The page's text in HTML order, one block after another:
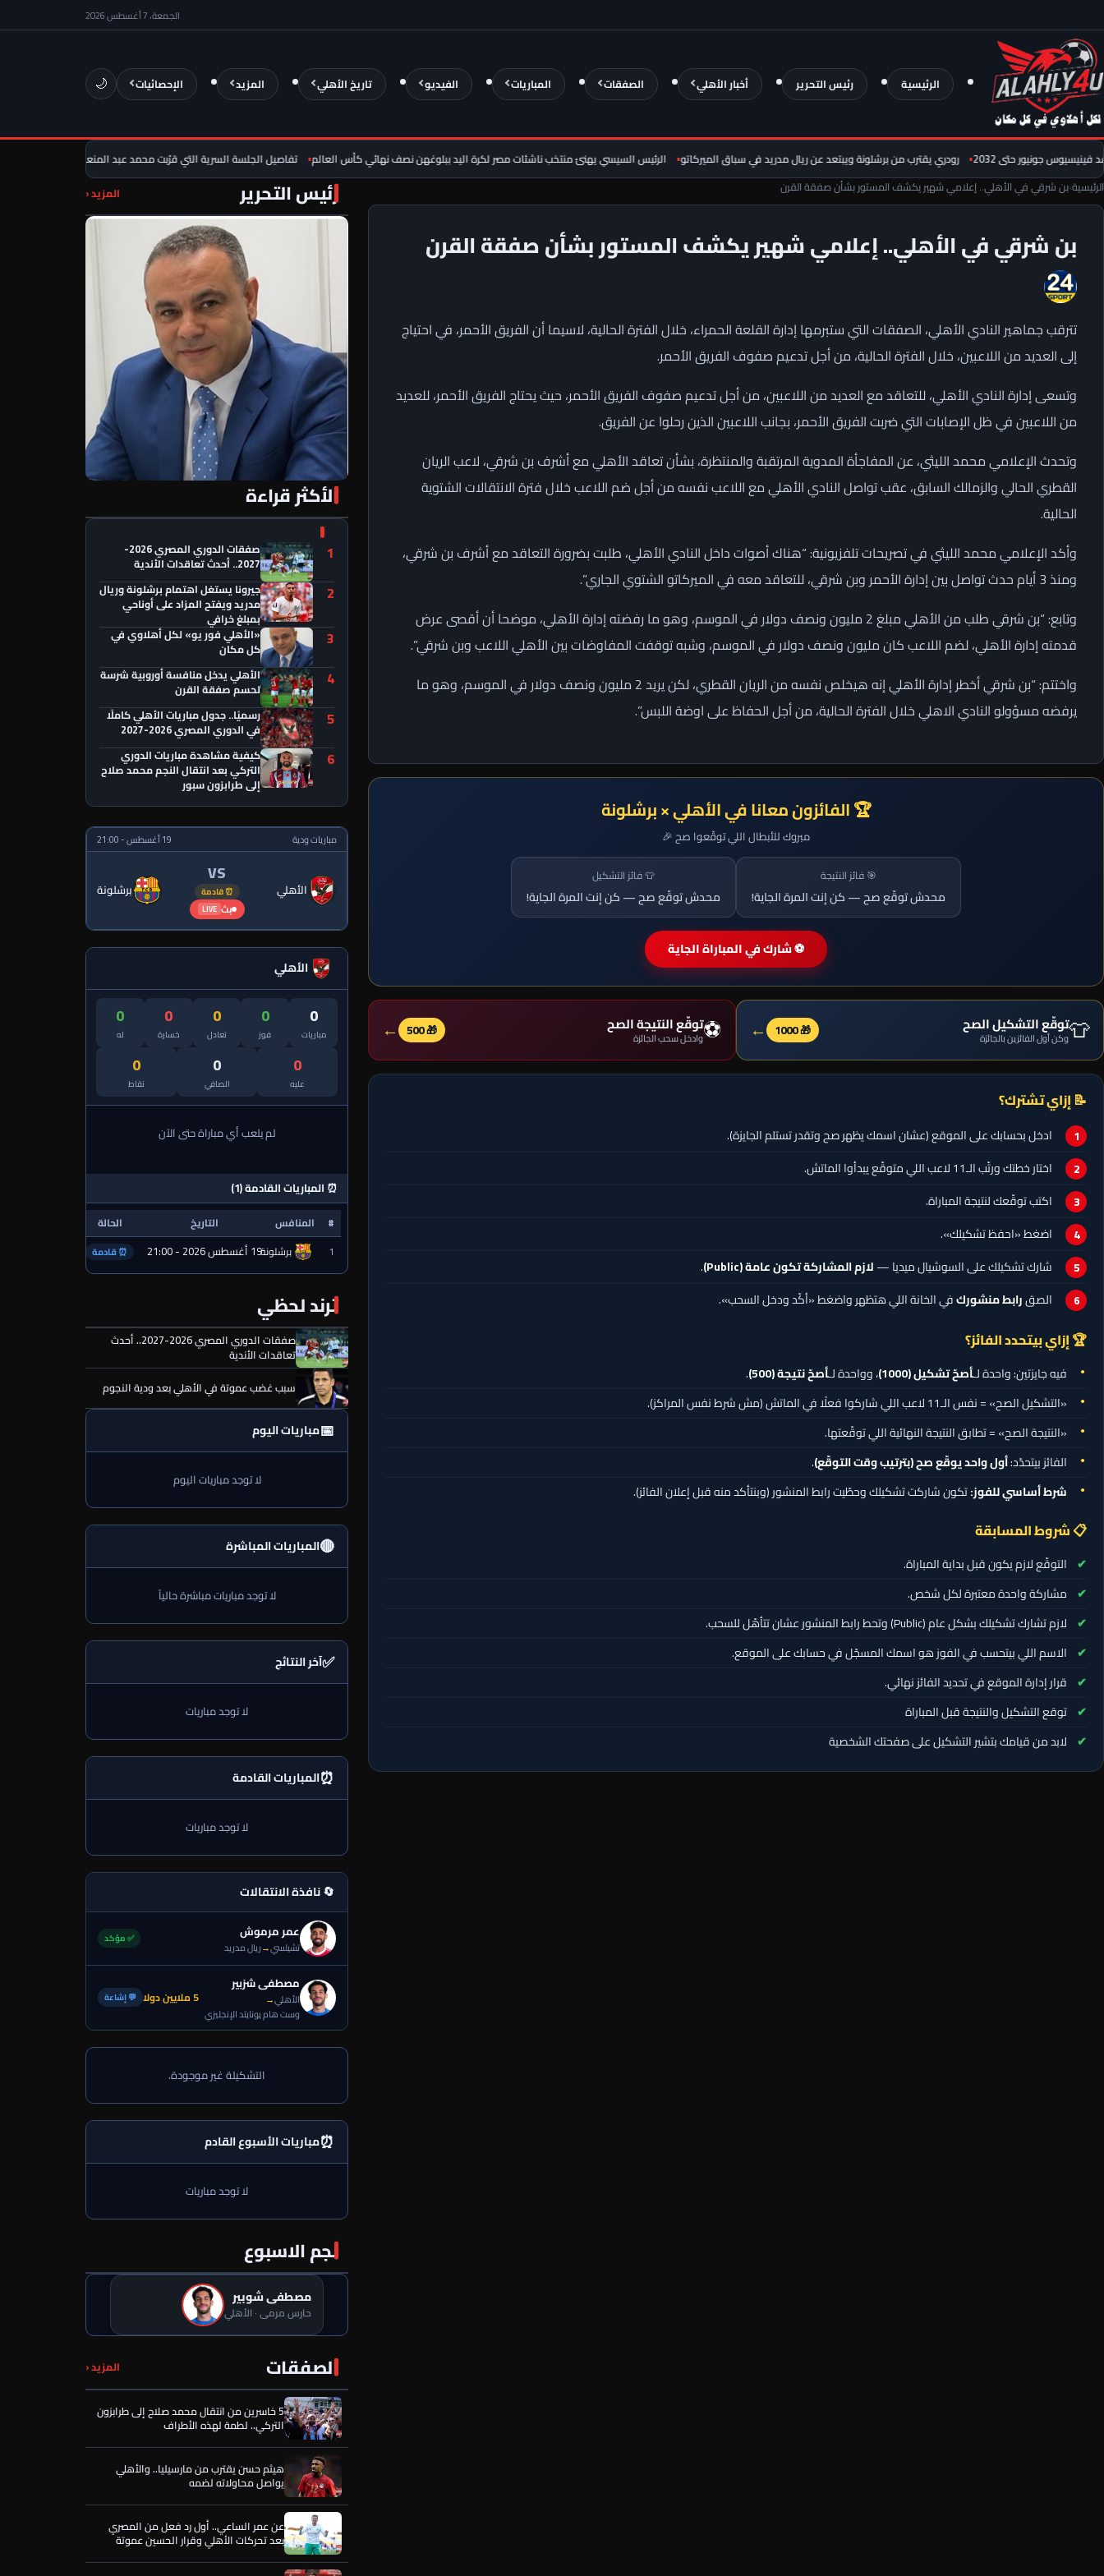
الجمعة، 7 أغسطس 2026
الرئيسية رئيس التحرير أخبار الأهلي الصفقات المباريات الفيديو تاريخ الأهلي المزيد الإحصائيات 🌙
جونيور حتى 2032 رودري يقترب من برشلونة ويبتعد عن ريال مدريد في سباق الميركاتو الرئيس السيسي يهنئ منتخب ناشئات مصر لكرة اليد ببلوغهن نصف نهائي كأس العالم تفاصيل الجلسة السرية التي قرّبت محمد عبد المنعم من العودة للأهلي
الرئيسية›بن شرقي في الأهلي.. إعلامي شهير يكشف المستور بشأن صفقة القرن
بن شرقي في الأهلي.. إعلامي شهير يكشف المستور بشأن صفقة القرن
تترقب جماهير النادي الأهلي، الصفقات التي ستبرمها إدارة القلعة الحمراء، خلال الفترة الحالية، لاسيما أن الفريق الأحمر، في احتياج
إلى العديد من اللاعبين، خلال الفترة الحالية، من أجل تدعيم صفوف الفريق الأحمر.
وتسعى إدارة النادي الأهلي، للتعاقد مع العديد من اللاعبين، من أجل تدعيم صفوف الفريق الأحمر، حيث يحتاج الفريق الأحمر، للعديد
من اللاعبين في ظل الإصابات التي ضربت الفريق الأحمر، بجانب اللاعبين الذين رحلوا عن الفريق.
وتحدث الإعلامي محمد الليثي، عن المفاجأة المدوية المرتقبة والمنتظرة، بشأن تعاقد الأهلي مع أشرف بن شرقي، لاعب الريان
القطري الحالي والزمالك السابق، عقب تواصل النادي الأهلي مع اللاعب نفسه من أجل ضم اللاعب خلال فترة الانتقالات الشتوية
الحالية.
وأكد الإعلامي محمد الليثي في تصريحات تلفزيونية: “هناك أصوات داخل النادي الأهلي، طلبت بضرورة التعاقد مع أشرف بن شرقي،
ومنذ 3 أيام حدث تواصل بين إدارة الأحمر وبن شرقي، للتعاقد معه في الميركاتو الشتوي الجاري”.
وتابع: “بن شرقي طلب من الأهلي مبلغ 2 مليون ونصف دولار في الموسم، وهو ما رفضته إدارة الأهلي، موضحا أن أقصى عرض
قدمته إدارة الأهلي، لضم اللاعب كان مليون ونصف دولار في الموسم، وشبه توقفت المفاوضات بين الأهلي اللاعب وبن شرقي”.
واختتم: “بن شرقي أخطر إدارة الأهلي إنه هيخلص نفسه من الريان القطري، لكن يريد 2 مليون ونصف دولار في الموسم، وهو ما
يرفضه مسؤولو النادي الاهلي خلال الفترة الحالية، من أجل الحفاظ على اوضة اللبس”.
🏆 الفائزون معانا في الأهلي × برشلونة
مبروك للأبطال اللي توقّعوا صح 🎉
🎯 فائز النتيجة
محدش توقّع صح — كن إنت المرة الجاية!
👕 فائز التشكيل
محدش توقّع صح — كن إنت المرة الجاية!
⚽ شارك في المباراة الجاية
👕توقّع التشكيل الصح
وكن أول الفائزين بالجائزة 🎁 1000
←
⚽توقّع النتيجة الصح
وادخل سحب الجائزة 🎁 500
←
📝 إزاي تشترك؟
ادخل بحسابك على الموقع (عشان اسمك يظهر صح وتقدر تستلم الجايزة).
اختار خطتك ورتّب الـ11 لاعب اللي متوقّع يبدأوا الماتش.
اكتب توقّعك لنتيجة المباراة.
اضغط «احفظ تشكيلك».
شارك تشكيلك على السوشيال ميديا —لازم المشاركة تكون عامة (Public)
.
الصقرابط منشوركفي الخانة اللي هتظهر واضغط «أكّد ودخل السحب».
🏆 إزاي بيتحدد الفائز؟
فيه جايزتين: واحدة لـأصحّ تشكيل(1000) ، وواحدة لـأصحّ نتيجة(500)
.
«التشكيل الصح» = نفس الـ11 لاعب اللي شاركوا فعلًا في الماتش (مش شرط نفس المراكز).
«النتيجة الصح» = تطابق النتيجة النهائية اللي توقّعتها.
الفائز بيتحدّد:أول واحد يوقّع صح (بترتيب وقت التوقّع).
شرط أساسي للفوز:تكون شاركت تشكيلك وحطّيت رابط المنشور (وبنتأكد منه قبل إعلان الفائز).
📋 شروط المسابقة
التوقّع لازم يكون قبل بداية المباراة.
مشاركة واحدة معتبرة لكل شخص.
لازم تشارك تشكيلك بشكل عام (Public) وتحط رابط المنشور عشان تتأهّل للسحب.
الاسم اللي بيتحسب في الفوز هو اسمك المسجّل في حسابك على الموقع.
قرار إدارة الموقع في تحديد الفائز نهائي.
توقع التشكيل والنتيجة قبل المباراة
لابد من قيامك بتشير التشكيل على صفحتك الشخصية
رئيس التحرير المزيد ‹
«الأهلي فور يو» لكل أهلاوي في كل مكان
الأكثر قراءة
1 صفقات الدوري المصري 2026-
2027.. أحدث تعاقدات الأندية
2 جيرونا يستغل اهتمام برشلونة وريال
مدريد ويفتح المزاد على أوناحي
بمبلغ خرافي
3 «الأهلي فور يو» لكل أهلاوي في
كل مكان
4 الأهلي يدخل منافسة أوروبية شرسة
لحسم صفقة القرن
5 رسميًا.. جدول مباريات الأهلي كاملًا
في الدوري المصري 2026-2027
6 كيفية مشاهدة مباريات الدوري
التركي بعد انتقال النجم محمد صلاح
إلى طرابزون سبور
مباريات ودية 19 أغسطس - 21:00
الأهلي
VS
⏰ قادمة
بث LIVE
برشلونة
الأهلي
0
مباريات
0
فوز
0
تعادل
0
خسارة
0
له
0
عليه
0
الصافي
0
نقاط
لم يلعب أي مباراة حتى الآن
⏰ المباريات القادمة (1)
# المنافس التاريخ
الحالة
1
برشلونة19 أغسطس 2026 - 21:00 ⏰ قادمة
ترند لحظي
صفقات الدوري المصري 2026-2027.. أحدث
تعاقدات الأندية
سبب غضب عموتة في الأهلي بعد ودية النجوم
📅مباريات اليوم
لا توجد مباريات اليوم
🔴المباريات المباشرة
لا توجد مباريات مباشرة حالياً
✅آخر النتائج
لا توجد مباريات
⏰المباريات القادمة
لا توجد مباريات
🔄 نافذة الانتقالات
عمر مرموش
تشيلسي→ريال مدريد
✅ مؤكد
مصطفى شزبير
الأهلي→
وست هام يونايتد الإنجليزي
5 ملايين دولا 💬 إشاعة
التشكيلة غير موجودة.
⏰مباريات الأسبوع القادم
لا توجد مباريات
نجم الاسبوع
مصطفى شوبير
حارس مرمى · الأهلي
الصفقات المزيد ‹ المنعم من العودة للأهلي
5 خاسرين من انتقال محمد صلاح إلى طرابزون
التركي.. لطمة لهذه الأطراف
هيثم حسن يقترب من مارسيليا.. والأهلي
يواصل محاولاته لضمه
عن عمر الساعي.. أول رد فعل من المصري
بعد تحركات الأهلي وقرار الحسين عموتة